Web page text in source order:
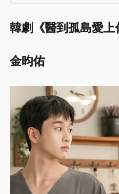
韓劇《醫到孤島愛上
金昀佑